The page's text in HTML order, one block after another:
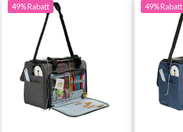
49% Rabatt 49% Rabatt